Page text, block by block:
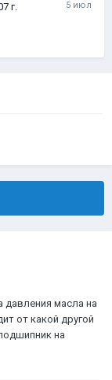
г.
давления масла на
от какой другой
на